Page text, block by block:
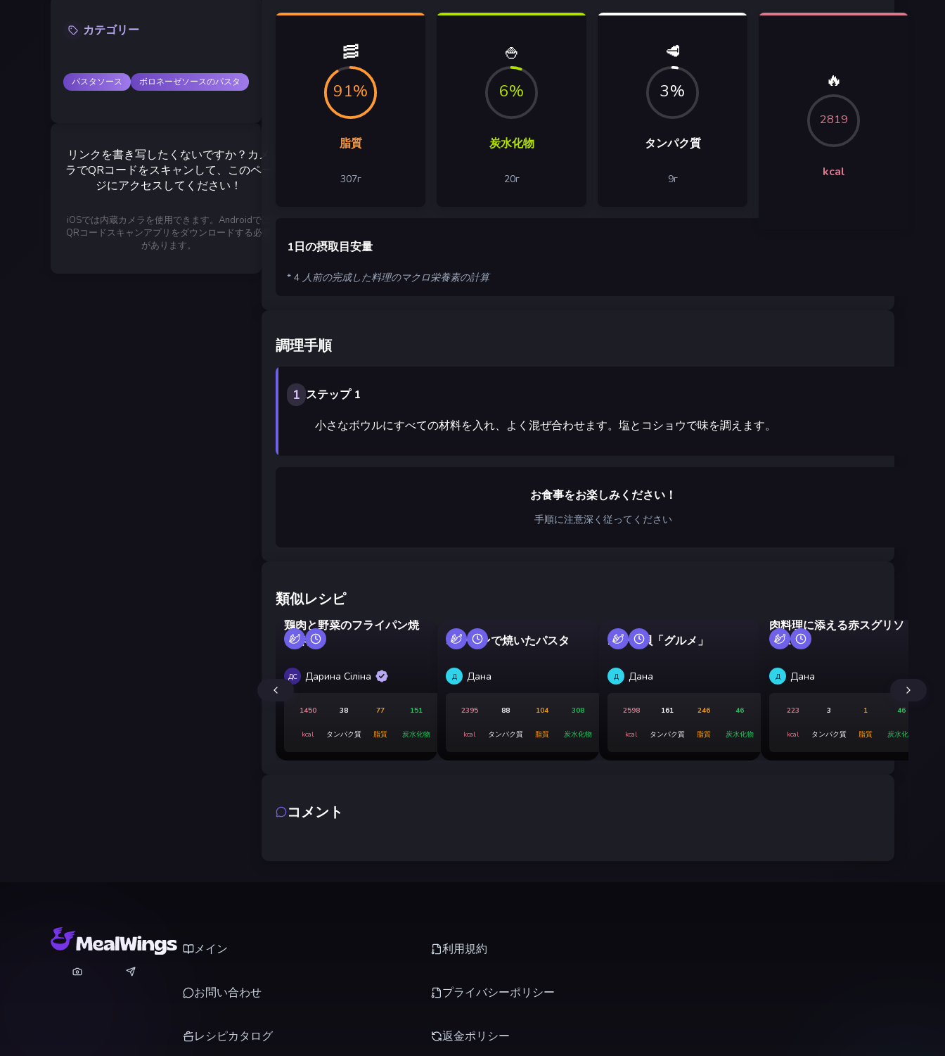
カテゴリー
パスタソース ボロネーゼソースのパスタ
リンクを書き写したくないですか？カメ
ラでQRコードをスキャンして、このペー
ジにアクセスしてください！
iOSでは内蔵カメラを使用できます。Androidでは
QRコードスキャンアプリをダウンロードする必要
があります。
🥓
91%
脂質
307г
🍚
6%
炭水化物
20г
🥩
3%
タンパク質
9г
🔥
2819
kcal
1日の摂取目安量
* 4 人前の完成した料理のマクロ栄養素の計算
調理手順
1 ステップ 1
小さなボウルにすべての材料を入れ、よく混ぜ合わせます。塩とコショウで味を調えます。
お食事をお楽しみください！
手順に注意深く従ってください
類似レシピ
鶏肉と野菜のフライパン焼
き春雨
ДС Дарина Сіліна
1450
kcal
38
タンパク質
77
脂質
151
炭水化物
オーブンで焼いたパスタ
Д Дана
2395
kcal
88
タンパク質
104
脂質
308
炭水化物
ムール貝「グルメ」
Д Дана
2598
kcal
161
タンパク質
246
脂質
46
炭水化物
肉料理に添える赤スグリソ
ース
Д Дана
223
kcal
3
タンパク質
1
脂質
46
炭水化物
コメント
メイン
お問い合わせ
レシピカタログ
利用規約
プライバシーポリシー
返金ポリシー